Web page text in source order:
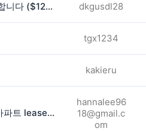
조지아텍 도보 3분 타운홈 룸메이트 구합니다 ($1200/단기 가능) dkgusdl28
tgx1234
kakieru
카터스빌 1B 1Bath, 수영장 뷰 발코니 아파트 lease - $1600 디파짓 드립니다.
hannalee96
18@gmail.c
om